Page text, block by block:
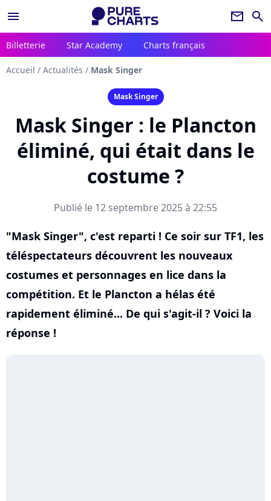
menu newsletter search
Billetterie Star Academy Charts français
Accueil / Actualités / Mask Singer
Mask Singer
Mask Singer : le Plancton
éliminé, qui était dans le
costume ?
Publié le 12 septembre 2025 à 22:55
"Mask Singer", c'est reparti ! Ce soir sur TF1, les
téléspectateurs découvrent les nouveaux
costumes et personnages en lice dans la
compétition. Et le Plancton a hélas été
rapidement éliminé... De qui s'agit-il ? Voici la
réponse !